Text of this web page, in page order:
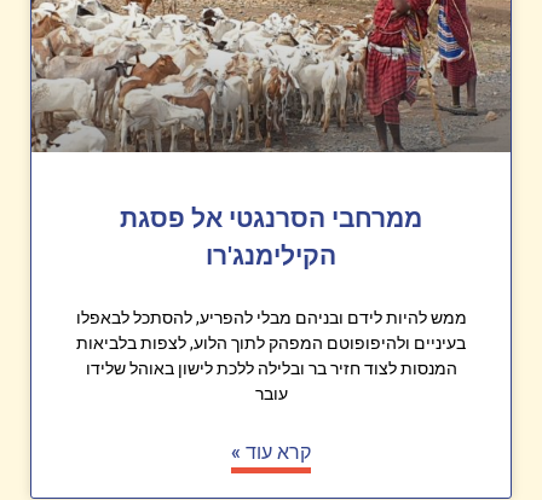
ממרחבי הסרנגטי אל פסגת
הקילימנג'רו
ממש להיות לידם ובניהם מבלי להפריע, להסתכל לבאפלו
בעיניים ולהיפופוטם המפהק לתוך הלוע, לצפות בלביאות
המנסות לצוד חזיר בר ובלילה ללכת לישון באוהל שלידו
עובר
קרא עוד »